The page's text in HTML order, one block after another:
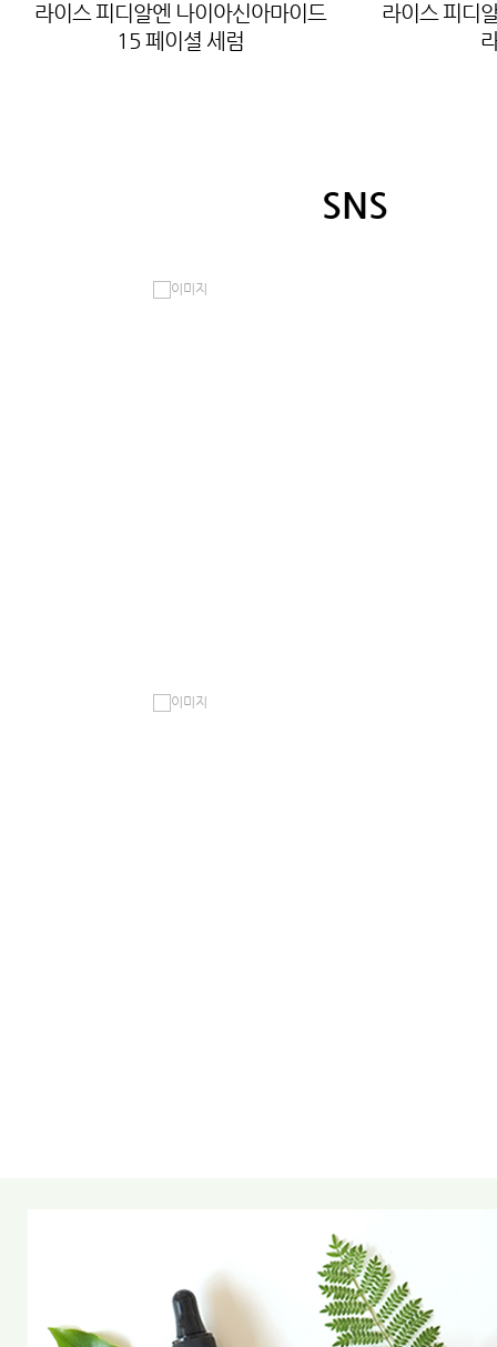
라이스 피디알엔 나이아신아마이드
15 페이셜 세럼
라이스 피디
SNS